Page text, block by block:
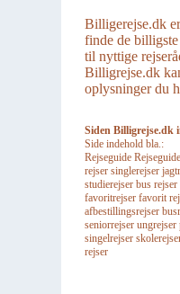
Billigerejse.dk
finde de billigste
til nyttige
Billigrejse.dk
oplysninger du
Siden Billigrejse.dk
Side indehold bla.:
Rejseguide
rejser singlerejser
studierejser bus
favoritrejser favorit
afbestillingsrejser
seniorrejser
singelrejser
rejser